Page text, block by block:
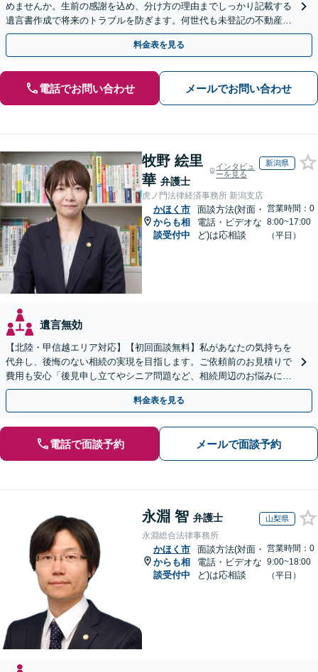
めませんか。生前の感謝を込め、分け方の理由までしっかり記載する
遺言書作成で将来のトラブルを防ぎます。何世代も未登記の不動産問
題も対応可能。【電話相談・WEB面談可】
料金表を見る
電話でお問い合わせ メールでお問い合わせ
牧野 絵里
華 弁護士
インタビュ
ーを見る
新潟県
虎ノ門法律経済事務所 新潟支店
かほく市
からも相
談受付中
面談方法(対面・
電話・ビデオな
ど)は応相談
営業時間：0
8:00~17:00
（平日）
遺言無効
【北陸・甲信越エリア対応】【初回面談無料】私があなたの気持ちを
代弁し、後悔のない相続の実現を目指します。ご依頼前のお見積りで
費用も安心「後見申し立てやシニア問題など、相続周辺のお悩みにも
対処可能」【WEB面談対応】
料金表を見る
電話で面談予約 メールで面談予約
永淵 智 弁護士 山梨県
永淵総合法律事務所
かほく市
からも相
談受付中
面談方法(対面・
電話・ビデオな
ど)は応相談
営業時間：0
9:00~18:00
（平日）